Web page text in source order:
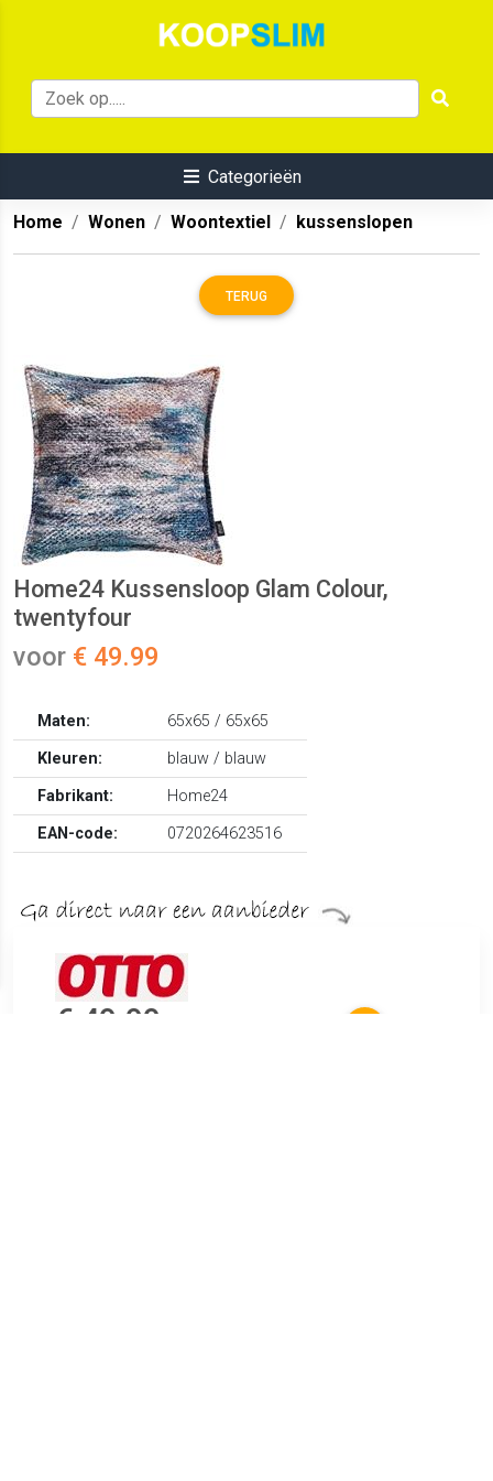
Categorieën
Home Wonen Woontextiel kussenslopen
TERUG
Home24 Kussensloop Glam Colour,
twentyfour
voor € 49.99
Maten:
65x65 / 65x65
Kleuren:
blauw / blauw
Fabrikant:
Home24
EAN-code:
0720264623516
€ 49.99